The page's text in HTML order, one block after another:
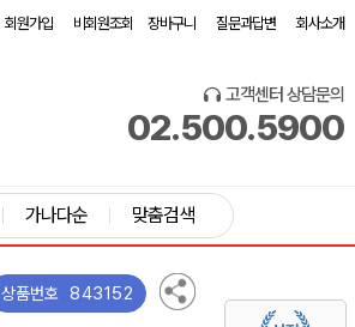
회원가입 비회원조회 장바구니 질문과답변 회사소개
고객센터 상담문의
02.500.5900
가나다순 맞춤검색
상품번호 843152